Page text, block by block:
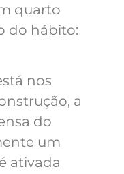
quarto
do hábito:
nos
a
do
um
ativada